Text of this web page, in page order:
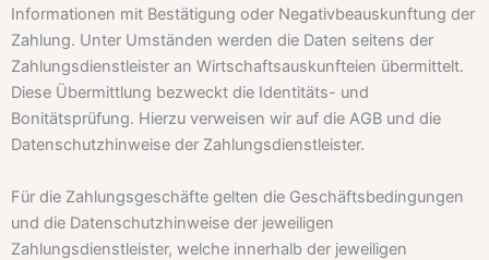
Informationen mit Bestätigung oder Negativbeauskunftung der
Zahlung. Unter Umständen werden die Daten seitens der
Zahlungsdienstleister an Wirtschaftsauskunfteien übermittelt.
Diese Übermittlung bezweckt die Identitäts- und
Bonitätsprüfung. Hierzu verweisen wir auf die AGB und die
Datenschutzhinweise der Zahlungsdienstleister.
Für die Zahlungsgeschäfte gelten die Geschäftsbedingungen
und die Datenschutzhinweise der jeweiligen
Zahlungsdienstleister, welche innerhalb der jeweiligen